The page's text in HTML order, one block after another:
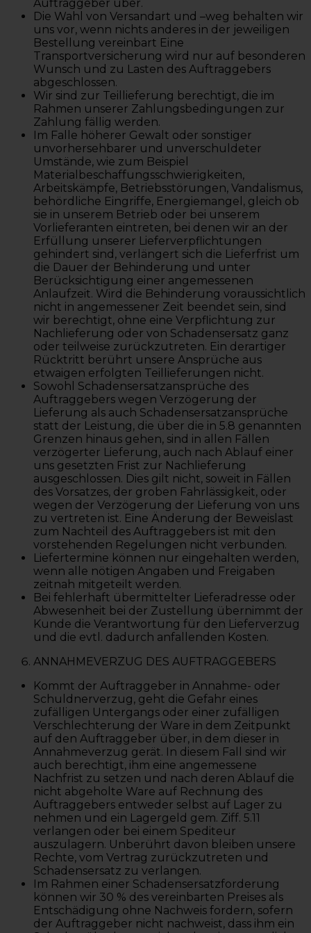
Auftraggeber über.
Die Wahl von Versandart und –weg behalten wir
uns vor, wenn nichts anderes in der jeweiligen
Bestellung vereinbart Eine
Transportversicherung wird nur auf besonderen
Wunsch und zu Lasten des Auftraggebers
abgeschlossen.
Wir sind zur Teillieferung berechtigt, die im
Rahmen unserer Zahlungsbedingungen zur
Zahlung fällig werden.
Im Falle höherer Gewalt oder sonstiger
unvorhersehbarer und unverschuldeter
Umstände, wie zum Beispiel
Materialbeschaffungsschwierigkeiten,
Arbeitskämpfe, Betriebsstörungen, Vandalismus,
behördliche Eingriffe, Energiemangel, gleich ob
sie in unserem Betrieb oder bei unserem
Vorlieferanten eintreten, bei denen wir an der
Erfüllung unserer Lieferverpflichtungen
gehindert sind, verlängert sich die Lieferfrist um
die Dauer der Behinderung und unter
Berücksichtigung einer angemessenen
Anlaufzeit. Wird die Behinderung voraussichtlich
nicht in angemessener Zeit beendet sein, sind
wir berechtigt, ohne eine Verpflichtung zur
Nachlieferung oder von Schadensersatz ganz
oder teilweise zurückzutreten. Ein derartiger
Rücktritt berührt unsere Ansprüche aus
etwaigen erfolgten Teillieferungen nicht.
Sowohl Schadensersatzansprüche des
Auftraggebers wegen Verzögerung der
Lieferung als auch Schadensersatzansprüche
statt der Leistung, die über die in 5.8 genannten
Grenzen hinaus gehen, sind in allen Fällen
verzögerter Lieferung, auch nach Ablauf einer
uns gesetzten Frist zur Nachlieferung
ausgeschlossen. Dies gilt nicht, soweit in Fällen
des Vorsatzes, der groben Fahrlässigkeit, oder
wegen der Verzögerung der Lieferung von uns
zu vertreten ist. Eine Änderung der Beweislast
zum Nachteil des Auftraggebers ist mit den
vorstehenden Regelungen nicht verbunden.
Liefertermine können nur eingehalten werden,
wenn alle nötigen Angaben und Freigaben
zeitnah mitgeteilt werden.
Bei fehlerhaft übermittelter Lieferadresse oder
Abwesenheit bei der Zustellung übernimmt der
Kunde die Verantwortung für den Lieferverzug
und die evtl. dadurch anfallenden Kosten.
ANNAHMEVERZUG DES AUFTRAGGEBERS
Kommt der Auftraggeber in Annahme- oder
Schuldnerverzug, geht die Gefahr eines
zufälligen Untergangs oder einer zufälligen
Verschlechterung der Ware in dem Zeitpunkt
auf den Auftraggeber über, in dem dieser in
Annahmeverzug gerät. In diesem Fall sind wir
auch berechtigt, ihm eine angemessene
Nachfrist zu setzen und nach deren Ablauf die
nicht abgeholte Ware auf Rechnung des
Auftraggebers entweder selbst auf Lager zu
nehmen und ein Lagergeld gem. Ziff. 5.11
verlangen oder bei einem Spediteur
auszulagern. Unberührt davon bleiben unsere
Rechte, vom Vertrag zurückzutreten und
Schadensersatz zu verlangen.
Im Rahmen einer Schadensersatzforderung
können wir 30 % des vereinbarten Preises als
Entschädigung ohne Nachweis fordern, sofern
der Auftraggeber nicht nachweist, dass ihm ein